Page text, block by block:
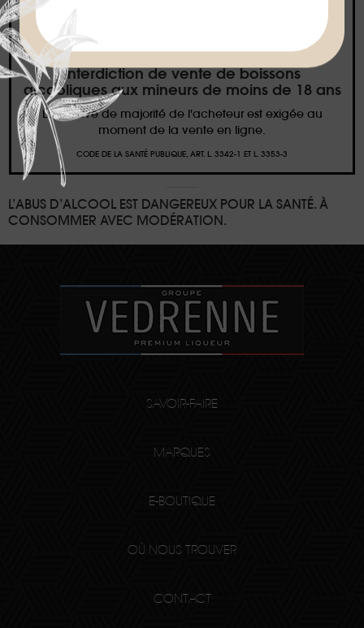
Interdiction de vente de boissons
alcooliques aux mineurs de moins de 18 ans
La preuve de majorité de l'acheteur est exigée au
moment de la vente en ligne.
CODE DE LA SANTÉ PUBLIQUE, ART. L. 3342-1 ET L. 3353-3
L’ABUS D’ALCOOL EST DANGEREUX POUR LA SANTÉ. À
CONSOMMER AVEC MODÉRATION.
SAVOIR-FAIRE
MARQUES
E-BOUTIQUE
OÙ NOUS TROUVER
CONTACT